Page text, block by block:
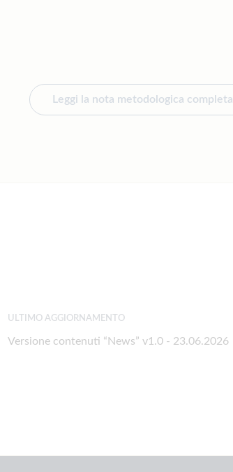
Leggi la nota metodologica completa
ULTIMO AGGIORNAMENTO
Versione contenuti “News” v1.0 - 23.06.2026